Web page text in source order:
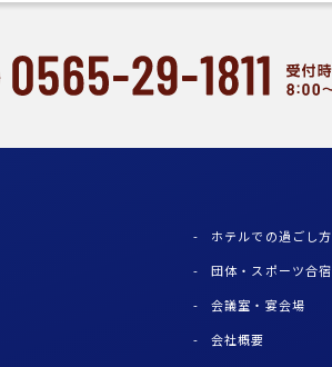
ホテルでの過ごし方
団体・スポーツ合宿
会議室・宴会場
会社概要